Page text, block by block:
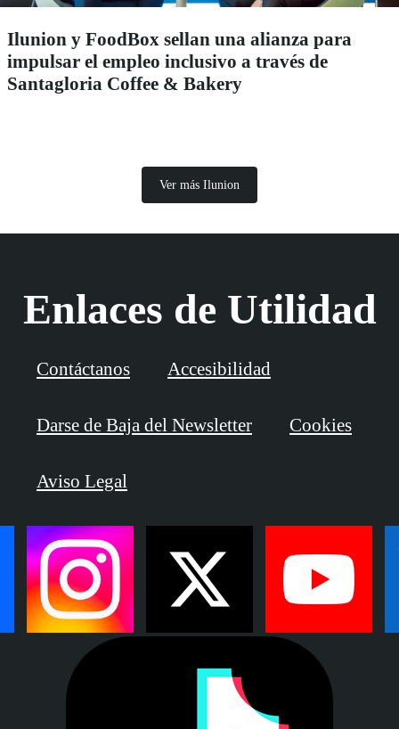
Ilunion y FoodBox sellan una alianza para
impulsar el empleo inclusivo a través de
Santagloria Coffee & Bakery
Ver más Ilunion
Enlaces de Utilidad
Contáctanos Accesibilidad
Darse de Baja del Newsletter Cookies
Aviso Legal